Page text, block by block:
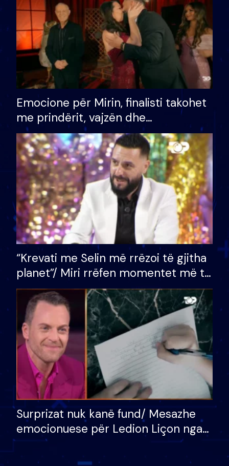
Emocione për Mirin, finalisti takohet
me prindërit, vajzën dhe
bashkëshorten: S’kemi ndonjë letër
divorci apo jo?
“Krevati me Selin më rrëzoi të gjitha
planet”/ Miri rrëfen momentet më të
bukura në shtëpinë e BB VIP: Do më
mungojë zilja e mëngjesit kur…
Surprizat nuk kanë fund/ Mesazhe
emocionuese për Ledion Liçon nga
nëna dhe fëmijët e tij, moderatori
nuk i mban dot lotët: Nuk meritoj…